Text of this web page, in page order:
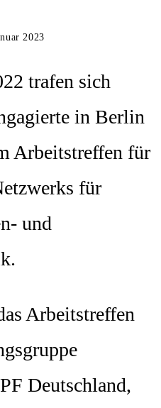
2023
trafen sich
in Berlin
Arbeitstreffen für
für
und
Arbeitstreffen
Deutschland,